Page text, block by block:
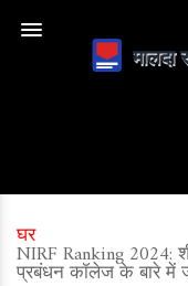
घर
NIRF Ranking 2024:
प्रबंधन कॉलेज के बारे में